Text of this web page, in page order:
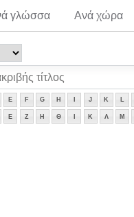
γλώσσα Ανά χώρα
E F G H J K L
Ε Ζ Η Θ Κ Λ Μ